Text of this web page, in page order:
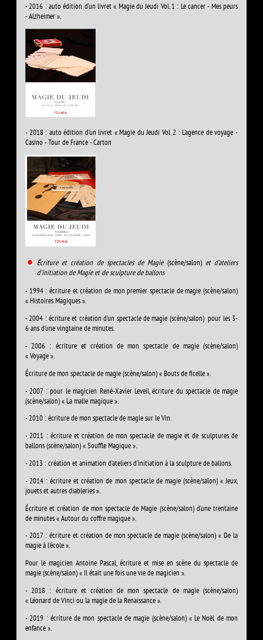
- 2016 : auto édition d’un livret « Magie du Jeudi Vol. 1 : Le cancer - Mes peurs
- Alzheimer ».
- 2018 : auto édition d’un livret « Magie du Jeudi Vol. 2 : L'agence de voyage -
Casino - Tour de France - Carton
Écriture et création de spectacles de Magie (scène/salon)et d’ateliers
d’initiation de Magie et de sculpture de ballons
- 1994 : écriture et création de mon premier spectacle de magie (scène/salon)
« Histoires Magiques ».
- 2004 : écriture et création d’un spectacle de magie (scène/salon) pour les 3-
6 ans d’une vingtaine de minutes.
- 2006 : écriture et création de mon spectacle de magie (scène/salon)
« Voyage ».
Écriture de mon spectacle de magie (scène/salon) « Bouts de ficelle ».
- 2007 : pour le magicien René-Xavier Leveil, écriture du spectacle de magie
(scène/salon) « La malle magique ».
- 2010 : écriture de mon spectacle de magie sur le Vin.
- 2011 : écriture et création de mon spectacle de magie et de sculptures de
ballons (scène/salon) « Souffle Magique ».
- 2013 : création et animation d’ateliers d’initiation à la sculpture de ballons.
- 2014 : écriture et création de mon spectacle de magie (scène/salon) « Jeux,
jouets et autres diableries ».
Écriture et création de mon spectacle de Magie (scène/salon) d’une trentaine
de minutes « Autour du coffre magique ».
- 2017 : écriture et création de mon spectacle de magie (scène/salon) « De la
magie à l’école ».
Pour le magicien Antoine Pascal, écriture et mise en scène du spectacle de
magie (scène/salon) « Il était une fois une vie de magicien ».
- 2018 : écriture et création de mon spectacle de magie (scène/salon)
« Léonard de Vinci ou la magie de la Renaissance ».
- 2019 : écriture de mon spectacle de magie (scène/salon) « Le Noël de mon
enfance ».